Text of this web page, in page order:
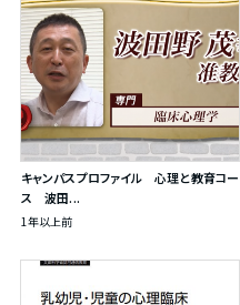
キャンパスプロファイル 心理と教育コー
ス 波田...
1年以上前